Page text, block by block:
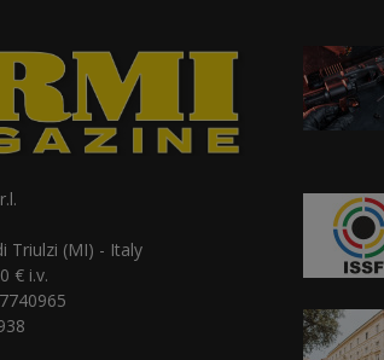
Triulzi (MI) - Italy
€ i.v.